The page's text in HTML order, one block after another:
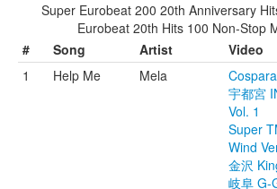
TechPara Video Database
CD Database
Lesson Database
Super Eurobeat 200 20th Anniversary
Eurobeat 20th Hits 100 Non-Stop
#
Song Artist
Video
1
Help Me Mela
宇都宮
Vol. 1
Super
Wind
金沢
岐阜 G-